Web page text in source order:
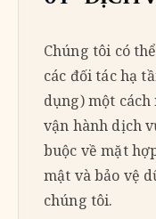
Chúng tôi có
các đối tác hạ
dụng) một
vận hành dịch
buộc về mặt
mật và bảo vệ
chúng tôi.